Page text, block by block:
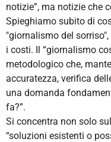
notizie”, ma notizie che
Spieghiamo subito di
"giornalismo del
i costi. Il “giornalismo
metodologico che,
accuratezza, verifica
una domanda
fa?”.
Si concentra non solo
“soluzioni esistenti o